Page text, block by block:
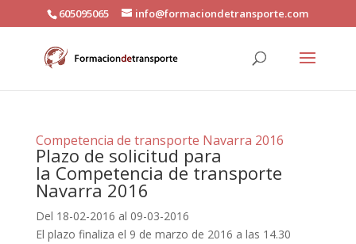
605095065 info@formaciondetransporte.com
Competencia de transporte Navarra 2016
Plazo de solicitud para
la Competencia de transporte
Navarra 2016
Del 18-02-2016 al 09-03-2016
El plazo finaliza el 9 de marzo de 2016 a las 14.30